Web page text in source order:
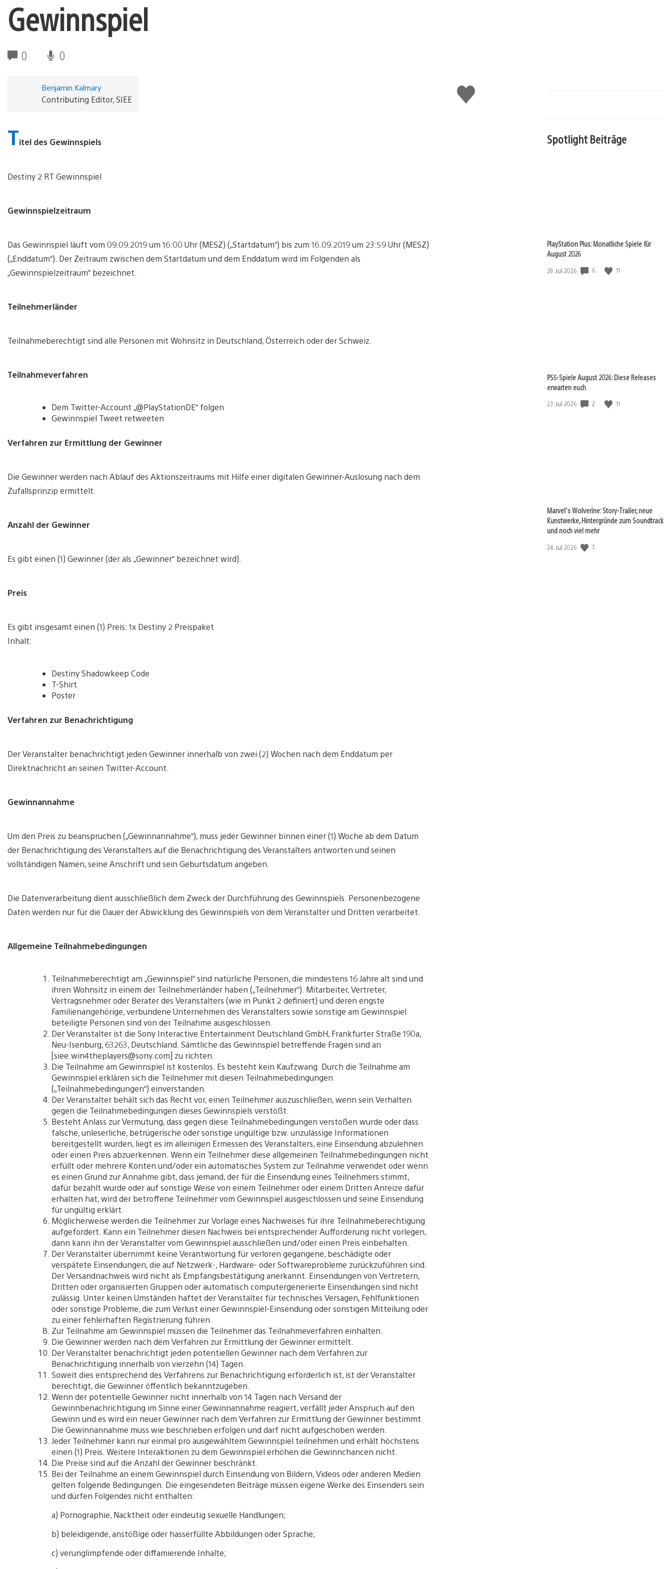
Gewinnspiel
0 0
Gefällt
mir
Benjamin Kalmary
Contributing Editor, SIEE
Titel des Gewinnspiels
Destiny 2 RT Gewinnspiel
Gewinnspielzeitraum
Das Gewinnspiel läuft vom 09.09.2019 um 16:00 Uhr (MESZ) („Startdatum“) bis zum 16.09.2019 um 23:59 Uhr (MESZ)
(„Enddatum“). Der Zeitraum zwischen dem Startdatum und dem Enddatum wird im Folgenden als
„Gewinnspielzeitraum“ bezeichnet.
Teilnehmerländer
Teilnahmeberechtigt sind alle Personen mit Wohnsitz in Deutschland, Österreich oder der Schweiz.
Teilnahmeverfahren
Dem Twitter-Account „@PlayStationDE“ folgen
Gewinnspiel Tweet retweeten
Verfahren zur Ermittlung der Gewinner
Die Gewinner werden nach Ablauf des Aktionszeitraums mit Hilfe einer digitalen Gewinner-Auslosung nach dem
Zufallsprinzip ermittelt.
Anzahl der Gewinner
Es gibt einen (1) Gewinner (der als „Gewinner“ bezeichnet wird).
Preis
Es gibt insgesamt einen (1) Preis: 1x Destiny 2 Preispaket
Inhalt:
Destiny Shadowkeep Code
T-Shirt
Poster
Verfahren zur Benachrichtigung
Der Veranstalter benachrichtigt jeden Gewinner innerhalb von zwei (2) Wochen nach dem Enddatum per
Direktnachricht an seinen Twitter-Account.
Gewinnannahme
Um den Preis zu beanspruchen („Gewinnannahme“), muss jeder Gewinner binnen einer (1) Woche ab dem Datum
der Benachrichtigung des Veranstalters auf die Benachrichtigung des Veranstalters antworten und seinen
vollständigen Namen, seine Anschrift und sein Geburtsdatum angeben.
Die Datenverarbeitung dient ausschließlich dem Zweck der Durchführung des Gewinnspiels. Personenbezogene
Daten werden nur für die Dauer der Abwicklung des Gewinnspiels von dem Veranstalter und Dritten verarbeitet.
Allgemeine Teilnahmebedingungen
Teilnahmeberechtigt am „Gewinnspiel“ sind natürliche Personen, die mindestens 16 Jahre alt sind und
ihren Wohnsitz in einem der Teilnehmerländer haben („Teilnehmer“). Mitarbeiter, Vertreter,
Vertragsnehmer oder Berater des Veranstalters (wie in Punkt 2 definiert) und deren engste
Familienangehörige, verbundene Unternehmen des Veranstalters sowie sonstige am Gewinnspiel
beteiligte Personen sind von der Teilnahme ausgeschlossen.
Der Veranstalter ist die Sony Interactive Entertainment Deutschland GmbH, Frankfurter Straße 190a,
Neu-Isenburg, 63263, Deutschland. Sämtliche das Gewinnspiel betreffende Fragen sind an
[siee.win4theplayers@sony.com] zu richten.
Die Teilnahme am Gewinnspiel ist kostenlos. Es besteht kein Kaufzwang. Durch die Teilnahme am
Gewinnspiel erklären sich die Teilnehmer mit diesen Teilnahmebedingungen
(„Teilnahmebedingungen“) einverstanden.
Der Veranstalter behält sich das Recht vor, einen Teilnehmer auszuschließen, wenn sein Verhalten
gegen die Teilnahmebedingungen dieses Gewinnspiels verstößt.
Besteht Anlass zur Vermutung, dass gegen diese Teilnahmebedingungen verstoßen wurde oder dass
falsche, unleserliche, betrügerische oder sonstige ungültige bzw. unzulässige Informationen
bereitgestellt wurden, liegt es im alleinigen Ermessen des Veranstalters, eine Einsendung abzulehnen
oder einen Preis abzuerkennen. Wenn ein Teilnehmer diese allgemeinen Teilnahmebedingungen nicht
erfüllt oder mehrere Konten und/oder ein automatisches System zur Teilnahme verwendet oder wenn
es einen Grund zur Annahme gibt, dass jemand, der für die Einsendung eines Teilnehmers stimmt,
dafür bezahlt wurde oder auf sonstige Weise von einem Teilnehmer oder einem Dritten Anreize dafür
erhalten hat, wird der betroffene Teilnehmer vom Gewinnspiel ausgeschlossen und seine Einsendung
für ungültig erklärt.
Möglicherweise werden die Teilnehmer zur Vorlage eines Nachweises für ihre Teilnahmeberechtigung
aufgefordert. Kann ein Teilnehmer diesen Nachweis bei entsprechender Aufforderung nicht vorlegen,
dann kann ihn der Veranstalter vom Gewinnspiel ausschließen und/oder einen Preis einbehalten.
Der Veranstalter übernimmt keine Verantwortung für verloren gegangene, beschädigte oder
verspätete Einsendungen, die auf Netzwerk-, Hardware- oder Softwareprobleme zurückzuführen sind.
Der Versandnachweis wird nicht als Empfangsbestätigung anerkannt. Einsendungen von Vertretern,
Dritten oder organisierten Gruppen oder automatisch computergenerierte Einsendungen sind nicht
zulässig. Unter keinen Umständen haftet der Veranstalter für technisches Versagen, Fehlfunktionen
oder sonstige Probleme, die zum Verlust einer Gewinnspiel-Einsendung oder sonstigen Mitteilung oder
zu einer fehlerhaften Registrierung führen.
Zur Teilnahme am Gewinnspiel müssen die Teilnehmer das Teilnahmeverfahren einhalten.
Die Gewinner werden nach dem Verfahren zur Ermittlung der Gewinner ermittelt.
Der Veranstalter benachrichtigt jeden potentiellen Gewinner nach dem Verfahren zur
Benachrichtigung innerhalb von vierzehn (14) Tagen.
Soweit dies entsprechend des Verfahrens zur Benachrichtigung erforderlich ist, ist der Veranstalter
berechtigt, die Gewinner öffentlich bekanntzugeben.
Wenn der potentielle Gewinner nicht innerhalb von 14 Tagen nach Versand der
Gewinnbenachrichtigung im Sinne einer Gewinnannahme reagiert, verfällt jeder Anspruch auf den
Gewinn und es wird ein neuer Gewinner nach dem Verfahren zur Ermittlung der Gewinner bestimmt.
Die Gewinnannahme muss wie beschrieben erfolgen und darf nicht aufgeschoben werden.
Jeder Teilnehmer kann nur einmal pro ausgewähltem Gewinnspiel teilnehmen und erhält höchstens
einen (1) Preis. Weitere Interaktionen zu dem Gewinnspiel erhöhen die Gewinnchancen nicht.
Die Preise sind auf die Anzahl der Gewinner beschränkt.
Bei der Teilnahme an einem Gewinnspiel durch Einsendung von Bildern, Videos oder anderen Medien
gelten folgende Bedingungen. Die eingesendeten Beiträge müssen eigene Werke des Einsenders sein
und dürfen Folgendes nicht enthalten:
a) Pornographie, Nacktheit oder eindeutig sexuelle Handlungen;
b) beleidigende, anstößige oder hasserfüllte Abbildungen oder Sprache;
c) verunglimpfende oder diffamierende Inhalte;
Spotlight Beiträge
PlayStation Plus: Monatliche Spiele für
August 2026
Veröffentlichungsdatum:
28. Jul 2026 6 11
PS5-Spiele August 2026: Diese Releases
erwarten euch
Veröffentlichungsdatum:
23. Jul 2026 2 11
Marvel‘s Wolverine: Story-Trailer, neue
Kunstwerke, Hintergründe zum Soundtrack
und noch viel mehr
Veröffentlichungsdatum:
24. Jul 2026 7